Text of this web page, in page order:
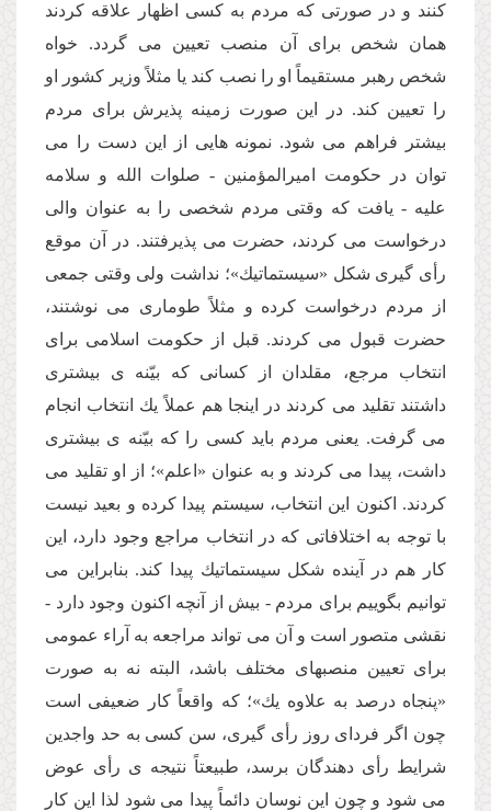
كنند و در صورتى كه مردم به كسى اظهار علاقه كردند
همان شخص براى آن منصب تعیین مى گردد. خواه
شخص رهبر مستقیماً او را نصب كند یا مثلاً وزیر كشور او
را تعیین كند. در این صورت زمینه پذیرش براى مردم
بیشتر فراهم مى شود. نمونه هایى از این دست را مى
توان در حكومت امیرالمؤمنین - صلوات الله و سلامه
علیه - یافت كه وقتى مردم شخصى را به عنوان والى
درخواست مى كردند، حضرت مى پذیرفتند. در آن موقع
رأى گیرى شكل «سیستماتیك»؛ نداشت ولى وقتى جمعى
از مردم درخواست كرده و مثلاً طومارى مى نوشتند،
حضرت قبول مى كردند. قبل از حكومت اسلامى براى
انتخاب مرجع، مقلدان از كسانى كه بیّنه ى بیشترى
داشتند تقلید مى كردند در اینجا هم عملاً یك انتخاب انجام
مى گرفت. یعنى مردم باید كسى را كه بیّنه ى بیشترى
داشت، پیدا مى كردند و به عنوان «اعلم»؛ از او تقلید مى
كردند. اكنون این انتخاب، سیستم پیدا كرده و بعید نیست
با توجه به اختلافاتى كه در انتخاب مراجع وجود دارد، این
كار هم در آینده شكل سیستماتیك پیدا كند. بنابراین مى
توانیم بگوییم براى مردم - بیش از آنچه اكنون وجود دارد -
نقشى متصور است و آن مى تواند مراجعه به آراء عمومى
براى تعیین منصبهاى مختلف باشد، البته نه به صورت
«پنجاه درصد به علاوه یك»؛ كه واقعاً كار ضعیفى است
چون اگر فرداى روز رأى گیرى، سن كسى به حد واجدین
شرایط رأى دهندگان برسد، طبیعتاً نتیجه ى رأى عوض
مى شود و چون این نوسان دائماً پیدا مى شود لذا این كار